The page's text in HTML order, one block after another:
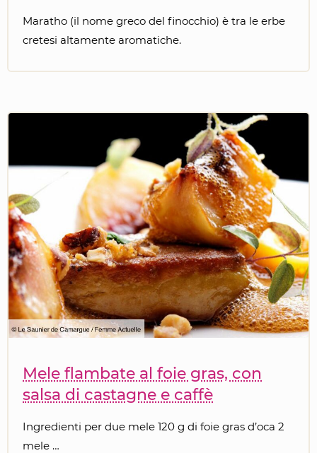
Maratho (il nome greco del finocchio) è tra le erbe
cretesi altamente aromatiche.
Mele flambate al foie gras, con
salsa di castagne e caffè
Ingredienti per due mele 120 g di foie gras d’oca 2
mele …